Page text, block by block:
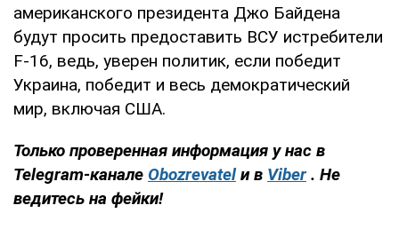
американского президента Джо Байдена
будут просить предоставить ВСУ истребители
F-16, ведь, уверен политик, если победит
Украина, победит и весь демократический
мир, включая США.
Только проверенная информация у нас в
Telegram-канале Obozrevatel и в Viber . Не
ведитесь на фейки!